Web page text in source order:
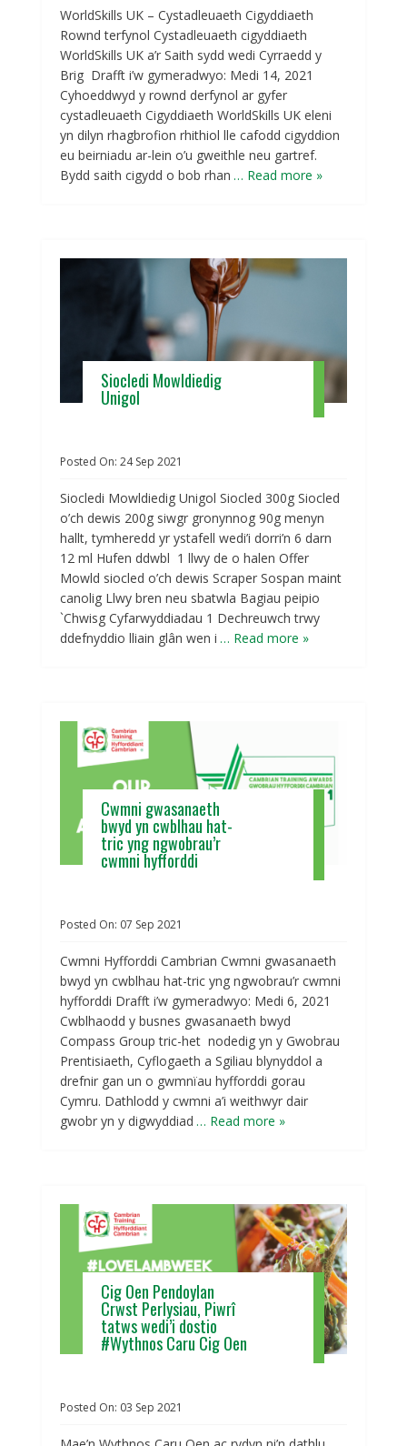
WorldSkills UK – Cystadleuaeth Cigyddiaeth
Rownd terfynol Cystadleuaeth cigyddiaeth
WorldSkills UK a’r Saith sydd wedi Cyrraedd y
Brig Drafft i’w gymeradwyo: Medi 14, 2021
Cyhoeddwyd y rownd derfynol ar gyfer
cystadleuaeth Cigyddiaeth WorldSkills UK eleni
yn dilyn rhagbrofion rhithiol lle cafodd cigyddion
eu beirniadu ar-lein o’u gweithle neu gartref.
Bydd saith cigydd o bob rhan … Read more »
Siocledi Mowldiedig
Unigol
Posted On:24 Sep 2021
Siocledi Mowldiedig Unigol Siocled 300g Siocled
o’ch dewis 200g siwgr gronynnog 90g menyn
hallt, tymheredd yr ystafell wedi’i dorri’n 6 darn
12 ml Hufen ddwbl 1 llwy de o halen Offer
Mowld siocled o’ch dewis Scraper Sospan maint
canolig Llwy bren neu sbatwla Bagiau peipio
`Chwisg Cyfarwyddiadau 1 Dechreuwch trwy
ddefnyddio lliain glân wen i … Read more »
Cwmni gwasanaeth
bwyd yn cwblhau hat-
tric yng ngwobrau’r
cwmni hyfforddi
Posted On: 07 Sep 2021
Cwmni Hyfforddi Cambrian Cwmni gwasanaeth
bwyd yn cwblhau hat-tric yng ngwobrau’r cwmni
hyfforddi Drafft i’w gymeradwyo: Medi 6, 2021
Cwblhaodd y busnes gwasanaeth bwyd
Compass Group tric-het nodedig yn y Gwobrau
Prentisiaeth, Cyflogaeth a Sgiliau blynyddol a
drefnir gan un o gwmnïau hyfforddi gorau
Cymru. Dathlodd y cwmni a’i weithwyr dair
gwobr yn y digwyddiad … Read more »
Cig Oen Pendoylan
Crwst Perlysiau, Piwrî
tatws wedi’i dostio
#Wythnos Caru Cig Oen
Posted On: 03 Sep 2021